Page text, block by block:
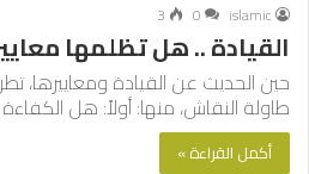
islamic
0
3
القيادة .. هل تظلمها
حين الحديث عن القيادة ومعاييرها،
طاولة النقاش، منها: أولاً: هل
أكمل القراءة »